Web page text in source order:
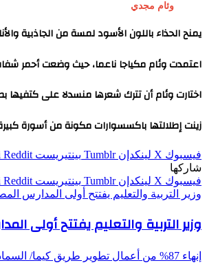
وئام مجدي
يمنح الحذاء باللون الأسود لمسة من الجاذبية
اعتمدت وئام مكياجا ناعما، حيث وضعت أحمر
اختارت وئام أن تترك شعرها منسدلا على كتفيها
زينت إطلالتها باكسسوارات مكونة من أسورة
فيسبوك ‫X لينكدإن بينتيريست
شاركها
فيسبوك ‫X لينكدإن بينتيريست
وزير التربية والتعليم يفتتح أولى المدارس
وزير التربية والتعليم يفتتح أولى
إنهاء 87% من أعمال تطوير طريق كيما/ السماد في أسوان بتكلفة 155 مليون جنيه